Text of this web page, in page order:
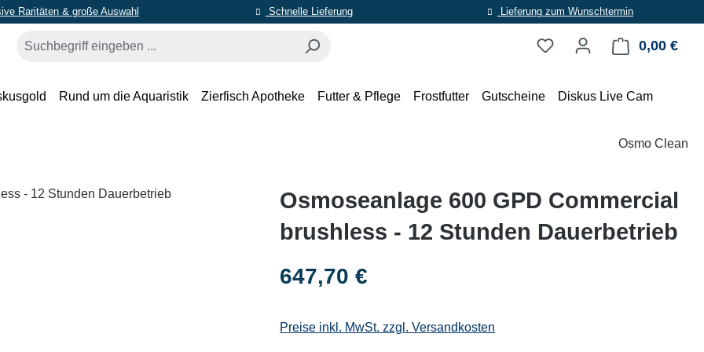
Raritäten & große Auswahl Schnelle Lieferung Lieferung zum Wunschtermin
0,00 €
Rund um die Aquaristik Zierfisch Apotheke Futter & Pflege Frostfutter Gutscheine Diskus Live Cam
Osmo Clean
Osmoseanlage 600 GPD Commercial
brushless - 12 Stunden Dauerbetrieb
Regulärer Preis:
647,70 €
Preise inkl. MwSt. zzgl. Versandkosten